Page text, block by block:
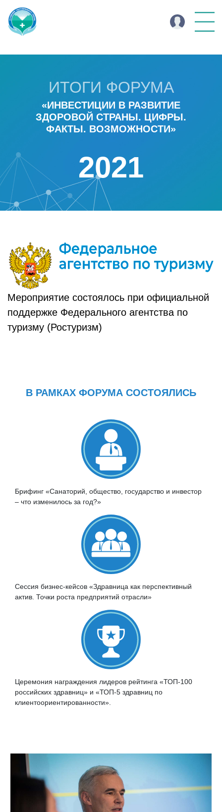
ИТОГИ ФОРУМА
«ИНВЕСТИЦИИ В РАЗВИТИЕ
ЗДОРОВОЙ СТРАНЫ. ЦИФРЫ.
ФАКТЫ. ВОЗМОЖНОСТИ»
2021
Мероприятие состоялось при официальной
поддержке Федерального агентства по
туризму (Ростуризм)
В РАМКАХ ФОРУМА СОСТОЯЛИСЬ
Брифинг «Санаторий, общество, государство и инвестор
– что изменилось за год?»
Сессия бизнес-кейсов «Здравница как перспективный
актив. Точки роста предприятий отрасли»
Церемония награждения лидеров рейтинга «ТОП-100
российских здравниц» и «ТОП-5 здравниц по
клиентоориентированности».